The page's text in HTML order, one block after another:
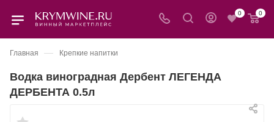
0 0
Главная — Крепкие напитки
Водка виноградная Дербент ЛЕГЕНДА
ДЕРБЕНТА 0.5л